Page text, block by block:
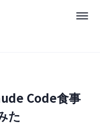
Code食事
た